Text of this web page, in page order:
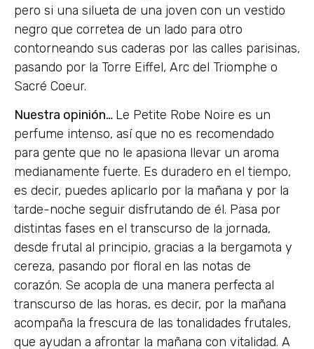
pero si una silueta de una joven con un vestido
negro que corretea de un lado para otro
contorneando sus caderas por las calles parisinas,
pasando por la Torre Eiffel, Arc del Triomphe o
Sacré Coeur.
Nuestra opinión… Le Petite Robe Noire es un
perfume intenso, así que no es recomendado
para gente que no le apasiona llevar un aroma
medianamente fuerte. Es duradero en el tiempo,
es decir, puedes aplicarlo por la mañana y por la
tarde-noche seguir disfrutando de él. Pasa por
distintas fases en el transcurso de la jornada,
desde frutal al principio, gracias a la bergamota y
cereza, pasando por floral en las notas de
corazón. Se acopla de una manera perfecta al
transcurso de las horas, es decir, por la mañana
acompaña la frescura de las tonalidades frutales,
que ayudan a afrontar la mañana con vitalidad. A